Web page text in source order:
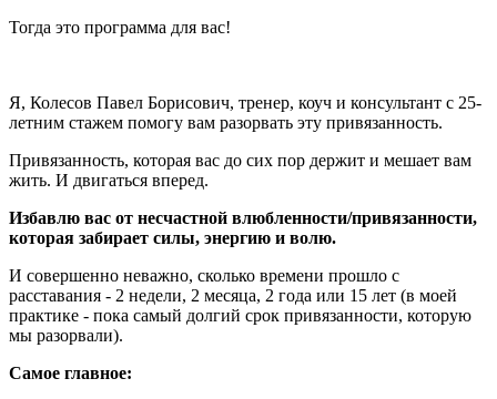
Тогда это программа для вас!
Я, Колесов Павел Борисович, тренер, коуч и консультант с 25-
летним стажем помогу вам разорвать эту привязанность.
Привязанность, которая вас до сих пор держит и мешает вам
жить. И двигаться вперед.
Избавлю вас от несчастной влюбленности/привязанности,
которая забирает силы, энергию и волю.
И совершенно неважно, сколько времени прошло с
расставания - 2 недели, 2 месяца, 2 года или 15 лет (в моей
практике - пока самый долгий срок привязанности, которую
мы разорвали).
Самое главное: